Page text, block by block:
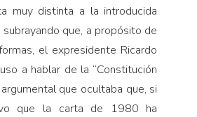
muy distinta a la introducida
que, a propósito de
el expresidente Ricardo
a hablar de la “Constitución
que ocultaba que, si
que la carta de 1980 ha